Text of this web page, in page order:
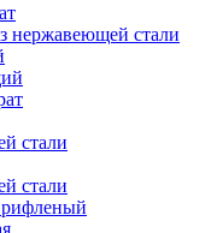
нержавеющей стали
стали
стали